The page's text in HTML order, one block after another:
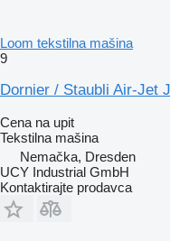
Loom tekstilna mašina
9
Dornier / Staubli Air-Jet
Cena na upit
Tekstilna mašina
Nemačka, Dresden
UCY Industrial GmbH
Kontaktirajte prodavca